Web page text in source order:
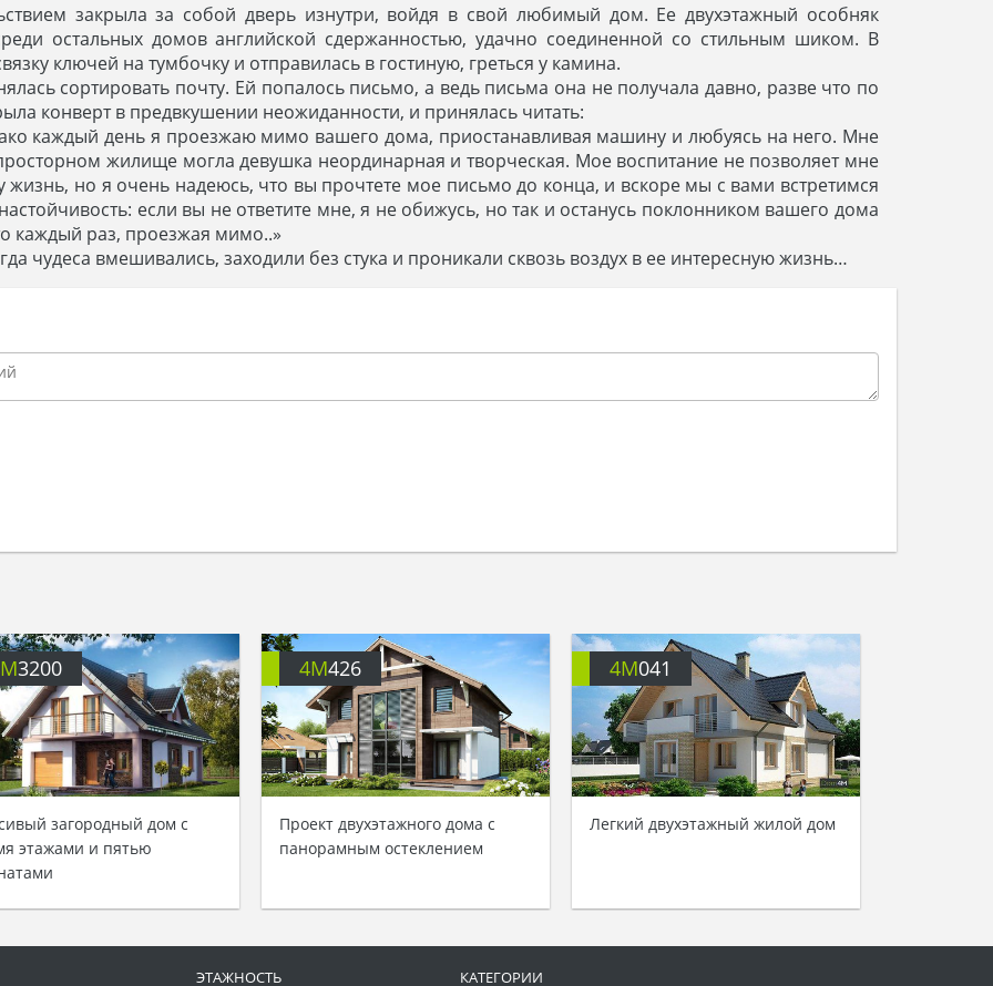
закрыла за собой дверь изнутри, войдя в свой любимый дом. Ее двухэтажный особняк
остальных домов английской сдержанностью, удачно соединенной со стильным шиком. В
ключей на тумбочку и отправилась в гостиную, греться у камина.
сортировать почту. Ей попалось письмо, а ведь письма она не получала давно, разве что по
конверт в предвкушении неожиданности, и принялась читать:
каждый день я проезжаю мимо вашего дома, приостанавливая машину и любуясь на него. Мне
жилище могла девушка неординарная и творческая. Мое воспитание не позволяет мне
жизнь, но я очень надеюсь, что вы прочтете мое письмо до конца, и вскоре мы с вами встретимся
если вы не ответите мне, я не обижусь, но так и останусь поклонником вашего дома
каждый раз, проезжая мимо..»
чудеса вмешивались, заходили без стука и проникали сквозь воздух в ее интересную жизнь…
3200
загородный дом с
этажами и пятью
4M426
Проект двухэтажного дома с
панорамным остеклением
4M041
Легкий двухэтажный жилой дом
ЭТАЖНОСТЬ КАТЕГОРИИ